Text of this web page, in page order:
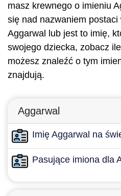
masz krewnego o imieniu
się nad nazwaniem
Aggarwal lub jest to imię,
swojego dziecka, zobacz
możesz znaleźć o tym
znajdują.
Aggarwal
Imię Aggarwal na
Pasujące imiona dla